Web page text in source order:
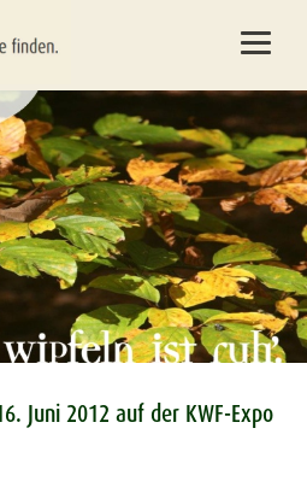
Juni 2012 auf der KWF-Expo